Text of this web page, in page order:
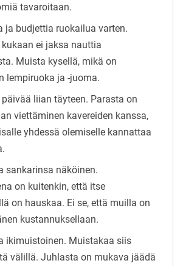
tavaroitaan.
ja budjettia ruokailua varten.
ei jaksa nauttia
Muista kysellä, mikä on
lempiruoka ja -juoma.
liian täyteen. Parasta on
viettäminen kavereiden kanssa,
yhdessä olemiselle kannattaa
sankarinsa näköinen.
on kuitenkin, että itse
on hauskaa. Ei se, että muilla on
kustannuksellaan.
ikimuistoinen. Muistakaa siis
välillä. Juhlasta on mukava jäädä